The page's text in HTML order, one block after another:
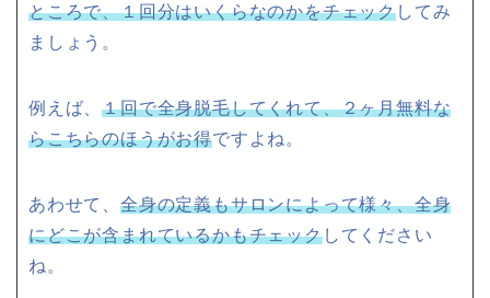
ところで、１回分はいくらなのかをチェックしてみ
ましょう。
例えば、１回で全身脱毛してくれて、２ヶ月無料な
らこちらのほうがお得ですよね。
あわせて、 全身の定義もサロンによって様々、全身
にどこが含まれているかもチェックしてください
ね。